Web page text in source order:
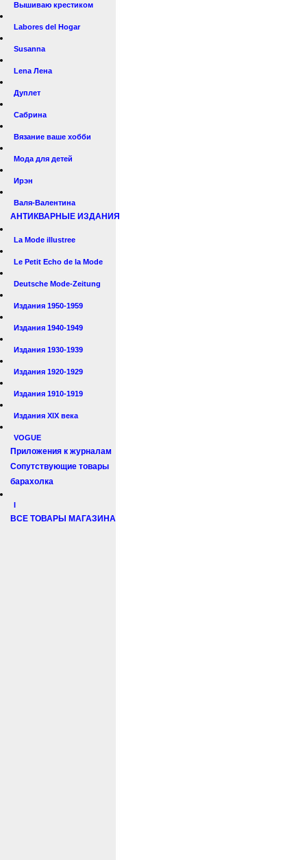
Вышиваю крестиком
Labores del Hogar
Susanna
Lena Лена
Дуплет
Сабрина
Вязание ваше хобби
Мода для детей
Ирэн
Валя-Валентина
АНТИКВАРНЫЕ ИЗДАНИЯ
La Mode illustree
Le Petit Echo de la Mode
Deutsche Mode-Zeitung
Издания 1950-1959
Издания 1940-1949
Издания 1930-1939
Издания 1920-1929
Издания 1910-1919
Издания XIX века
VOGUE
Приложения к журналам
Сопутствующие товары
барахолка
I
ВСЕ ТОВАРЫ МАГАЗИНА